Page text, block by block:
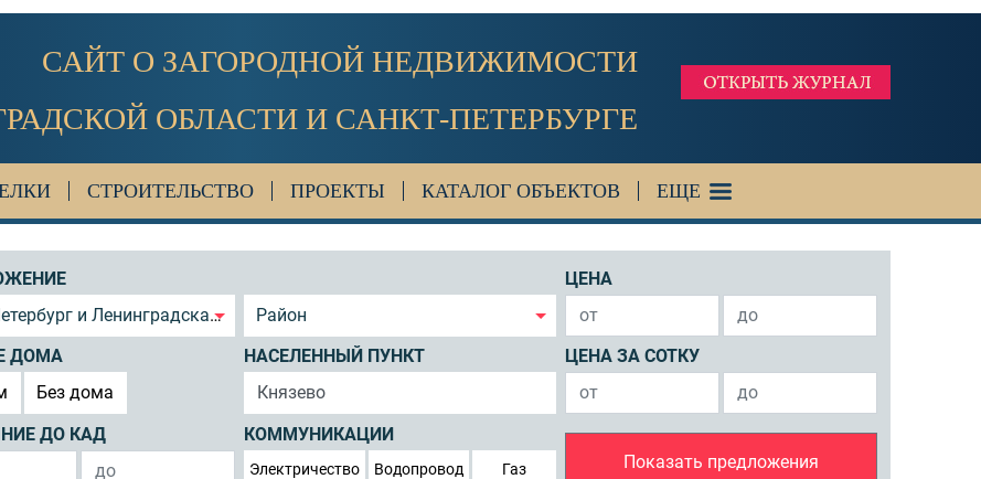
САЙТ О ЗАГОРОДНОЙ НЕДВИЖИМОСТИ
ОБЛАСТИ И САНКТ-ПЕТЕРБУРГЕ
СТРОИТЕЛЬСТВО ПРОЕКТЫ КАТАЛОГ ОБЪЕКТОВ ЕЩЕ
и Ленинградская область
Район
ЦЕНА
ДОМА
Без дома
НАСЕЛЕННЫЙ ПУНКТ ЦЕНА ЗА СОТКУ
ДО КАД КОММУНИКАЦИИ
Электричество Водопровод Газ Показать предложения